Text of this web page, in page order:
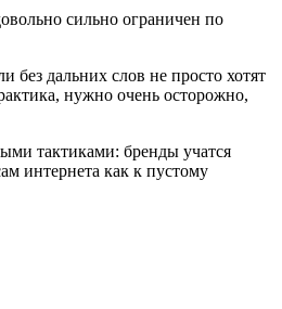
сильно ограничен по
без дальних слов не просто хотят
нужно очень осторожно,
тактиками: бренды учатся
интернета как к пустому